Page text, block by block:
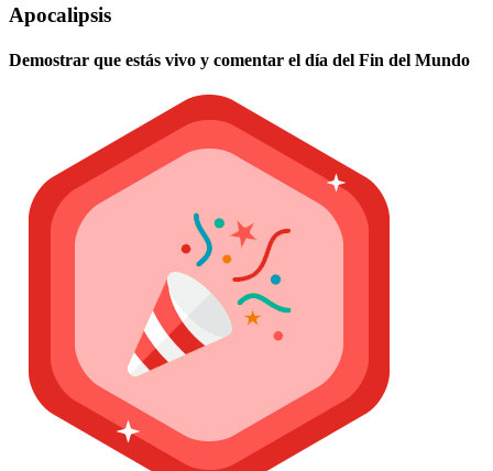
Apocalipsis
Demostrar que estás vivo y comentar el día del Fin del Mundo